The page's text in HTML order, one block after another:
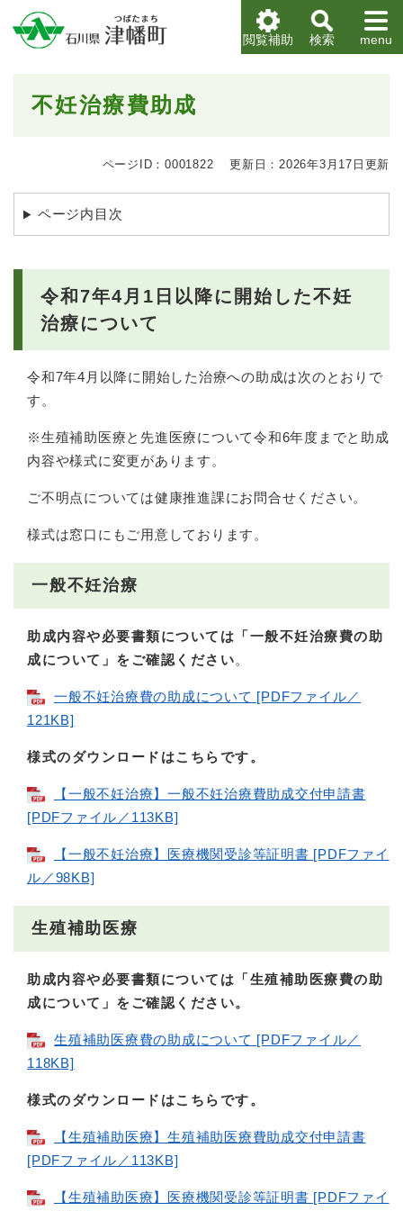
メニューを飛ばして本文へ
閲覧補助
検索 menu
不妊治療費助成
ページID：0001822 更新日：2026年3月17日更新
ページ内目次
令和7年4月1日以降に開始した不妊
治療について
令和7年4月以降に開始した治療への助成は次のとおりで
す。
※生殖補助医療と先進医療について令和6年度までと助成
内容や様式に変更があります。
ご不明点については健康推進課にお問合せください。
様式は窓口にもご用意しております。
一般不妊治療
助成内容や必要書類については「一般不妊治療費の助
成について」をご確認ください。
一般不妊治療費の助成について [PDFファイル／
121KB]
様式のダウンロードはこちらです。
【一般不妊治療】一般不妊治療費助成交付申請書
[PDFファイル／113KB]
【一般不妊治療】医療機関受診等証明書 [PDFファイ
ル／98KB]
生殖補助医療
助成内容や必要書類については「生殖補助医療費の助
成について」をご確認ください。
生殖補助医療費の助成について [PDFファイル／
118KB]
様式のダウンロードはこちらです。
【生殖補助医療】生殖補助医療費助成交付申請書
[PDFファイル／113KB]
【生殖補助医療】医療機関受診等証明書 [PDFファイ